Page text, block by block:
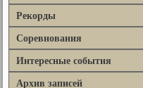
Рекорды
Соревнования
Интересные события
Архив записей